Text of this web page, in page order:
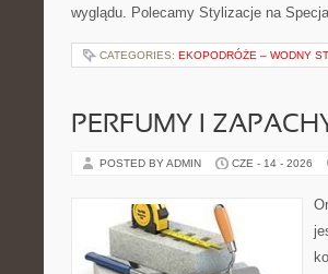
wyglądu. Polecamy Stylizacje na
CATEGORIES: EKOPODRÓŻE – WODNY
PERFUMY I
POSTED BY ADMIN CZE - 14 - 2026